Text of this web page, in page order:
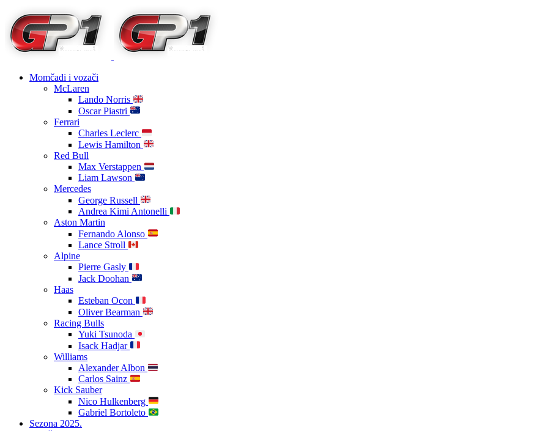
Momčadi i vozači
McLaren
Lando Norris
Oscar Piastri
Ferrari
Charles Leclerc
Lewis Hamilton
Red Bull
Max Verstappen
Liam Lawson
Mercedes
George Russell
Andrea Kimi Antonelli
Aston Martin
Fernando Alonso
Lance Stroll
Alpine
Pierre Gasly
Jack Doohan
Haas
Esteban Ocon
Oliver Bearman
Racing Bulls
Yuki Tsunoda
Isack Hadjar
Williams
Alexander Albon
Carlos Sainz
Kick Sauber
Nico Hulkenberg
Gabriel Bortoleto
Sezona 2025.